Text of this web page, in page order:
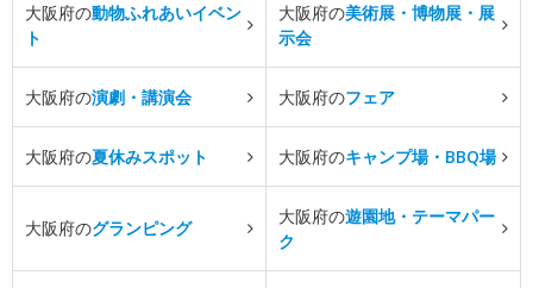
大阪府の動物ふれあいイベン
ト
大阪府の美術展・博物展・展
示会
大阪府の演劇・講演会 大阪府のフェア
大阪府の夏休みスポット 大阪府のキャンプ場・BBQ場
大阪府のグランピング
大阪府の遊園地・テーマパー
ク